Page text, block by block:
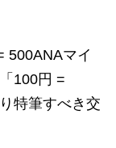
500ANAマイ
100円 =
特筆すべき交